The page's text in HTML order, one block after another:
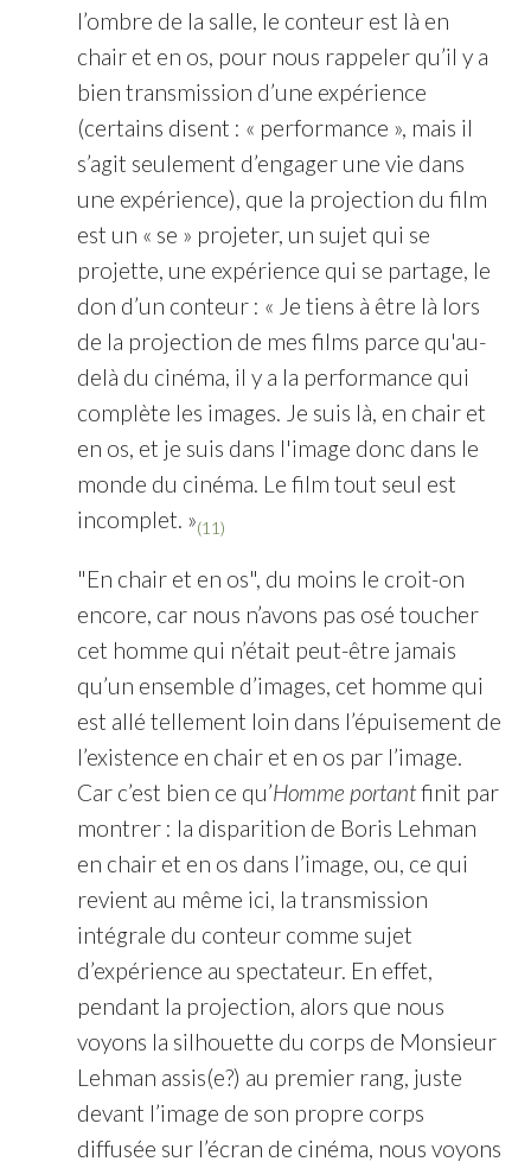
l’ombre de la salle, le conteur est là en
chair et en os, pour nous rappeler qu’il y a
bien transmission d’une expérience
(certains disent : « performance », mais il
s’agit seulement d’engager une vie dans
une expérience), que la projection du film
est un « se » projeter, un sujet qui se
projette, une expérience qui se partage, le
don d’un conteur : « Je tiens à être là lors
de la projection de mes films parce qu'au-
delà du cinéma, il y a la performance qui
complète les images. Je suis là, en chair et
en os, et je suis dans l'image donc dans le
monde du cinéma. Le film tout seul est
incomplet. »(11)
"En chair et en os", du moins le croit-on
encore, car nous n’avons pas osé toucher
cet homme qui n’était peut-être jamais
qu’un ensemble d’images, cet homme qui
est allé tellement loin dans l’épuisement de
l’existence en chair et en os par l’image.
Car c’est bien ce qu’Homme portantfinit par
montrer : la disparition de Boris Lehman
en chair et en os dans l’image, ou, ce qui
revient au même ici, la transmission
intégrale du conteur comme sujet
d’expérience au spectateur. En effet,
pendant la projection, alors que nous
voyons la silhouette du corps de Monsieur
Lehman assis(e?) au premier rang, juste
devant l’image de son propre corps
diffusée sur l’écran de cinéma, nous voyons